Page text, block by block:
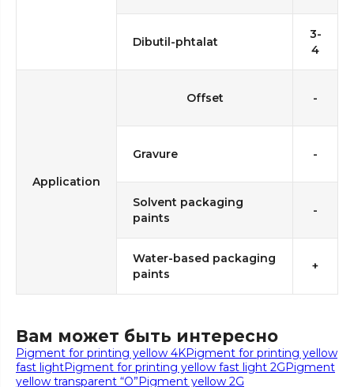
Dibutil-phtalat
3-
4
Application
Offset -
Gravure -
Solvent packaging
paints
-
Water-based packaging
paints
+
Вам может быть интересно
Pigment for printing yellow 4KPigment for printing yellow
fast lightPigment for printing yellow fast light 2GPigment
yellow transparent “O”Pigment yellow 2G